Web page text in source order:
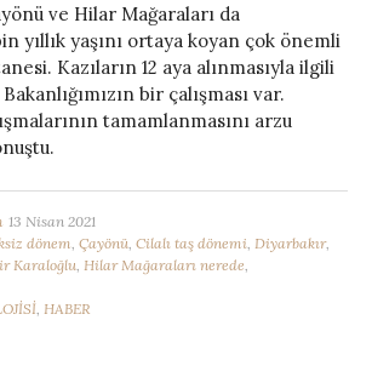
ve Hilar Mağaraları da
yıllık yaşını ortaya koyan çok önemli
Kazıların 12 aya alınmasıyla ilgili
bir çalışması var.
tamamlanmasını arzu
13 Nisan 2021
dönem Çayönü Cilalı taş dönemi Diyarbakır,
Karaloğlu Hilar Mağaraları nerede
HABER